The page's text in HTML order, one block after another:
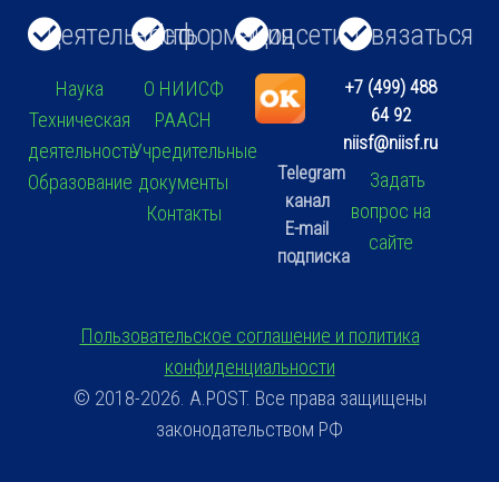
Деятельность
Наука
Техническая
деятельность
Образование
Информация
О НИИСФ
РААСН
Учредительные
документы
Контакты
Соцсети
Telegram
канал
E-mail
подписка
Связаться
+7 (499) 488
64 92
niisf@niisf.ru
Задать
вопрос на
сайте
Пользовательское соглашение и политика
конфиденциальности
© 2018-2026. A.POST. Все права защищены
законодательством РФ